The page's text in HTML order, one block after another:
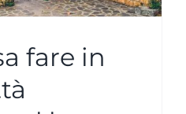
fare in